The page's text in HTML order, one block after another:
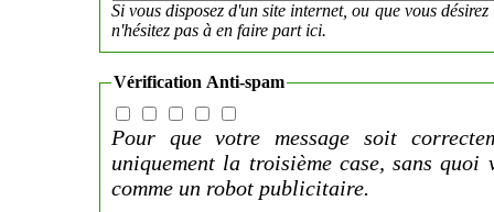
Si vous disposez d'un site internet, ou que vous
n'hésitez pas à en faire part ici.
Vérification Anti-spam
Pour que votre message soit
uniquement la troisième case, sans quoi
comme un robot publicitaire.